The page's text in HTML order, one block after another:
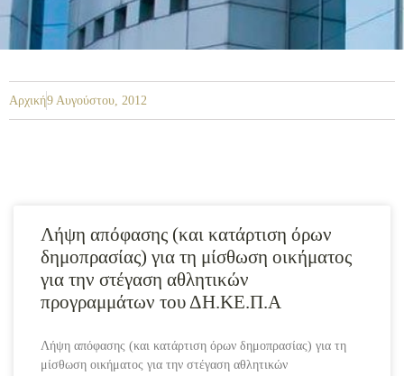
Αρχική9 Αυγούστου, 2012
Λήψη απόφασης (και κατάρτιση όρων
δημοπρασίας) για τη μίσθωση οικήματος
για την στέγαση αθλητικών
προγραμμάτων του ΔΗ.ΚΕ.Π.Α
Λήψη απόφασης (και κατάρτιση όρων δημοπρασίας) για τη
μίσθωση οικήματος για την στέγαση αθλητικών